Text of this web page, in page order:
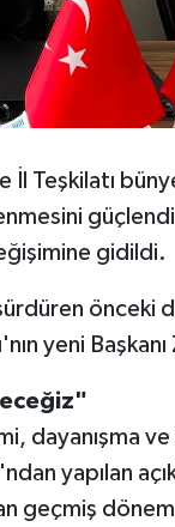
İl Teşkilatı
gidildi.
önceki
yeni
dayanışma ve
yapılan
geçmiş dönem